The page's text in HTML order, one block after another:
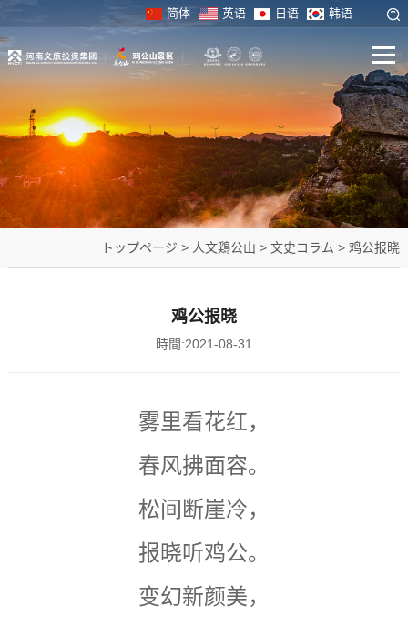
简体 英语 日语 韩语
トップページ > 人文鶏公山 >文史コラム >鸡公报晓
鸡公报晓
時間:2021-08-31
雾里看花红，
春风拂面容。
松间断崖冷，
报晓听鸡公。
变幻新颜美，